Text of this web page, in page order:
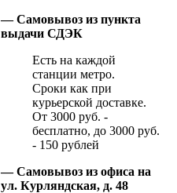
— Самовывоз из пункта
выдачи СДЭК
Есть на каждой
станции метро.
Сроки как при
курьерской доставке.
От 3000 руб. -
бесплатно, до 3000 руб.
- 150 рублей
— Самовывоз из офиса на
ул. Курляндская, д. 48